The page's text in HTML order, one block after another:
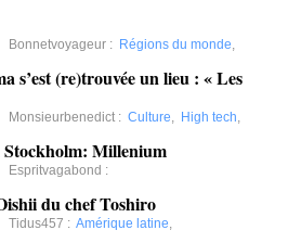
Bonnetvoyageur : Régions du monde,
s’est (re)trouvée un lieu : « Les
Monsieurbenedict : Culture, High tech,
Millenium
Espritvagabond :
du chef Toshiro
Tidus457 : Amérique latine,